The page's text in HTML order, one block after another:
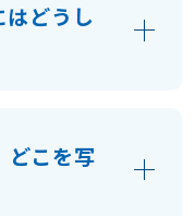
はどうし
ださい。
どこを写